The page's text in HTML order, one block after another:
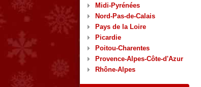
Midi-Pyrénées
Nord-Pas-de-Calais
Pays de la Loire
Picardie
Poitou-Charentes
Provence-Alpes-Côte-d'Azur
Rhône-Alpes